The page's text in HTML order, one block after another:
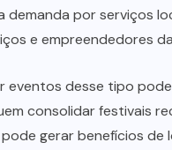
demanda por serviços
e empreendedores
eventos desse tipo
consolidar festivais
gerar benefícios de